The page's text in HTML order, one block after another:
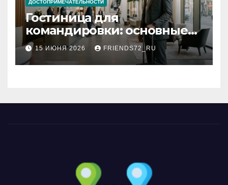
ДОСТОПРИМЕЧАТЕЛЬНОСТИ
Гостиница для
командировки: основные
критерии выбора
15 ИЮНЯ 2026 FRIENDS72_RU